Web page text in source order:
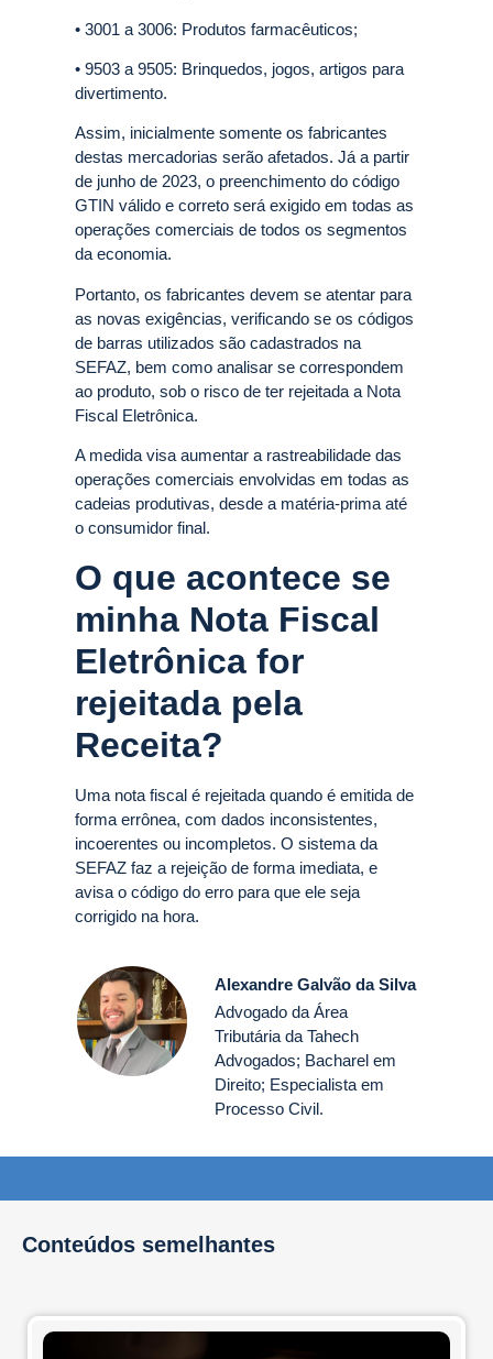
• 3001 a 3006: Produtos farmacêuticos;
• 9503 a 9505: Brinquedos, jogos, artigos para
divertimento.
Assim, inicialmente somente os fabricantes
destas mercadorias serão afetados. Já a partir
de junho de 2023, o preenchimento do código
GTIN válido e correto será exigido em todas as
operações comerciais de todos os segmentos
da economia.
Portanto, os fabricantes devem se atentar para
as novas exigências, verificando se os códigos
de barras utilizados são cadastrados na
SEFAZ, bem como analisar se correspondem
ao produto, sob o risco de ter rejeitada a Nota
Fiscal Eletrônica.
A medida visa aumentar a rastreabilidade das
operações comerciais envolvidas em todas as
cadeias produtivas, desde a matéria-prima até
o consumidor final.
O que acontece se
minha Nota Fiscal
Eletrônica for
rejeitada pela
Receita?
Uma nota fiscal é rejeitada quando é emitida de
forma errônea, com dados inconsistentes,
incoerentes ou incompletos. O sistema da
SEFAZ faz a rejeição de forma imediata, e
avisa o código do erro para que ele seja
corrigido na hora.
Alexandre Galvão da Silva
Advogado da Área
Tributária da Tahech
Advogados; Bacharel em
Direito; Especialista em
Processo Civil.
Conteúdos semelhantes